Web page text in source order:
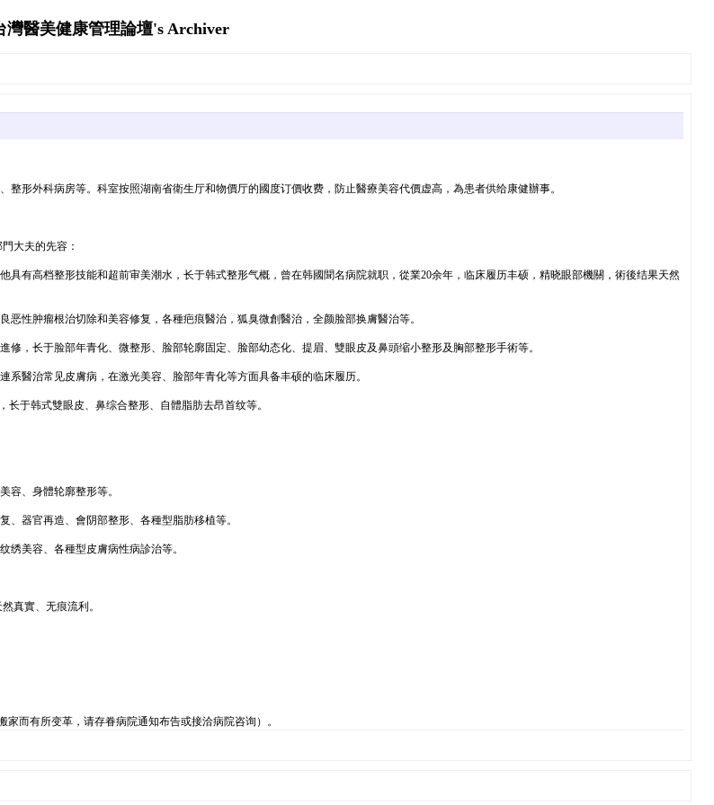
灣醫美健康管理論壇's Archiver
形外科病房等。科室按照湖南省衛生厅和物價厅的國度订價收费，防止醫療美容代價虚高，為患者供给康健辦事。
大夫的先容：
有高档整形技能和超前审美潮水，长于韩式整形气概，曾在韩國聞名病院就职，從業20余年，临床履历丰硕，精晓眼部機關，術後结果天然
性肿瘤根治切除和美容修复，各種疤痕醫治，狐臭微創醫治，全颜脸部换膚醫治等。
，长于脸部年青化、微整形、脸部轮廓固定、脸部幼态化、提眉、雙眼皮及鼻頭缩小整形及胸部整形手術等。
醫治常见皮膚病，在激光美容、脸部年青化等方面具备丰硕的临床履历。
于韩式雙眼皮、鼻综合整形、自體脂肪去昂首纹等。
容、身體轮廓整形等。
器官再造、會阴部整形、各種型脂肪移植等。
绣美容、各種型皮膚病性病診治等。
真實、无痕流利。
而有所变革，请存眷病院通知布告或接洽病院咨询）。